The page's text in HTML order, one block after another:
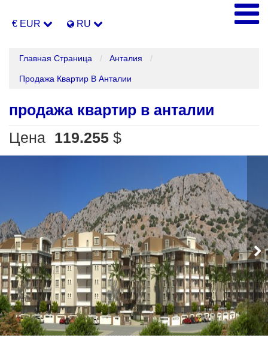
€ EUR RU
Главная Страница Анталия
Продажа Квартир В Анталии
продажа квартир в анталии
Цена 119.255 $